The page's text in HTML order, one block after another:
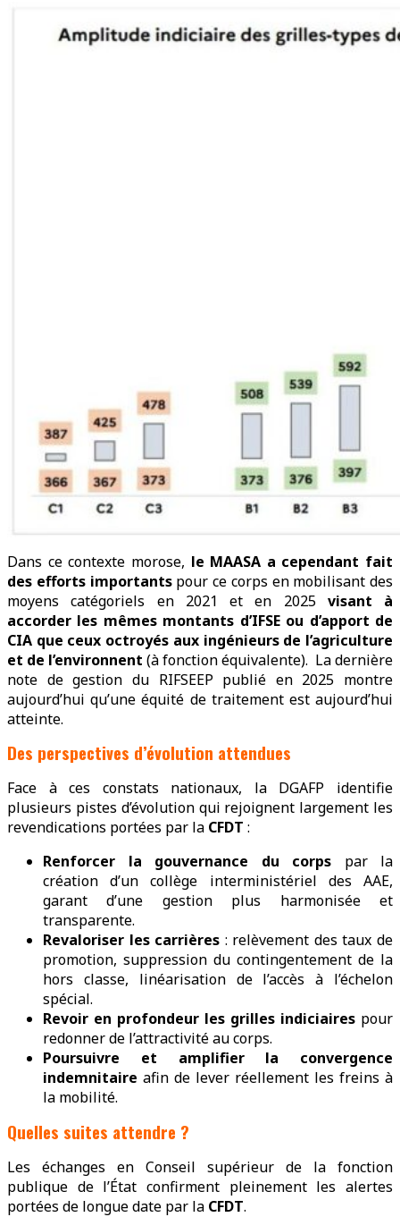
Dans ce contexte morose, le MAASA a cependant fait
des efforts importantspour ce corps en mobilisant des
moyens catégoriels en 2021 et en 2025 visant à
accorder les mêmes montants d’IFSE ou d’apport de
CIA que ceux octroyés aux ingénieurs de l’agriculture
et de l’environnent (à fonction équivalente). La dernière
note de gestion du RIFSEEP publié en 2025 montre
aujourd’hui qu’une équité de traitement est aujourd’hui
atteinte.
Des perspectives d’évolution attendues
Face à ces constats nationaux, la DGAFP identifie
plusieurs pistes d’évolution qui rejoignent largement les
revendications portées par la CFDT :
Renforcer la gouvernance du corps par la
création d’un collège interministériel des AAE,
garant d’une gestion plus harmonisée et
transparente.
Revaloriser les carrières : relèvement des taux de
promotion, suppression du contingentement de la
hors classe, linéarisation de l’accès à l’échelon
spécial.
Revoir en profondeur les grilles indiciaires pour
redonner de l’attractivité au corps.
Poursuivre et amplifier la convergence
indemnitaire afin de lever réellement les freins à
la mobilité.
Quelles suites attendre ?
Les échanges en Conseil supérieur de la fonction
publique de l’État confirment pleinement les alertes
portées de longue date par la CFDT.